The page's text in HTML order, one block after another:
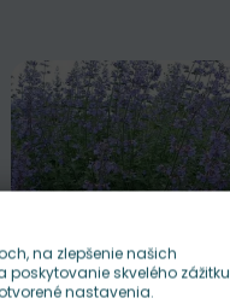
na zlepšenie našich
skvelého zážitku
nastavenia.